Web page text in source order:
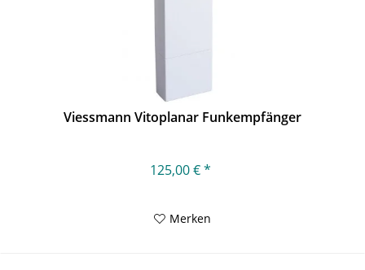
Viessmann Vitoplanar Funkempfänger
125,00 € *
Merken